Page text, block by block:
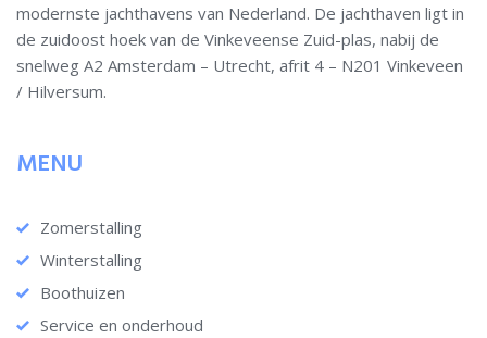
modernste jachthavens van Nederland. De jachthaven ligt in
de zuidoost hoek van de Vinkeveense Zuid-plas, nabij de
snelweg A2 Amsterdam – Utrecht, afrit 4 – N201 Vinkeveen
/ Hilversum.
MENU
Zomerstalling
Winterstalling
Boothuizen
Service en onderhoud